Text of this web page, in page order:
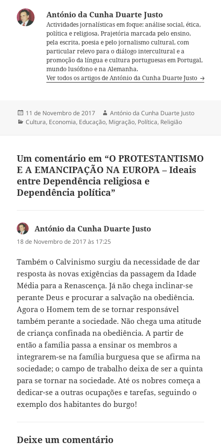
António da Cunha Duarte Justo
Actividades jornalísticas em foque: análise social, ética,
política e religiosa. Prajetória marcada pelo ensino,
pela escrita, poesia e pelo jornalismo cultural, com
particular relevo para o diálogo intercultural e a
promoção da língua e cultura portuguesas em Portugal,
mundo lusófono e na Alemanha.
Ver todos os artigos de António da Cunha Duarte Justo
Publicado
a
11 de Novembro de 2017 Autor
António da Cunha Duarte Justo
Categorias
Cultura, Economia, Educação, Migração, Política, Religião
Um comentário em “O PROTESTANTISMO
E A EMANCIPAÇÃO NA EUROPA – Ideais
entre Dependência religiosa e
Dependência política”
António da Cunha Duarte Justo
18 de Novembro de 2017 às 17:25
Também o Calvinismo surgiu da necessidade de dar
resposta às novas exigências da passagem da Idade
Média para a Renascença. Já não chega inclinar-se
perante Deus e procurar a salvação na obediência.
Agora o Homem tem de se tornar responsável
também perante a sociedade. Não chega uma atitude
de criança confinada na obediência. A partir de
então a família passa a ensinar os membros a
integrarem-se na família burguesa que se afirma na
sociedade; o campo de trabalho deixa de ser a quinta
para se tornar na sociedade. Até os nobres começa a
dedicar-se a outras ocupações e tarefas, seguindo o
exemplo dos habitantes do burgo!
Deixe um comentário